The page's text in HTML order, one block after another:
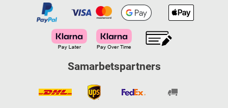
Samarbetspartners